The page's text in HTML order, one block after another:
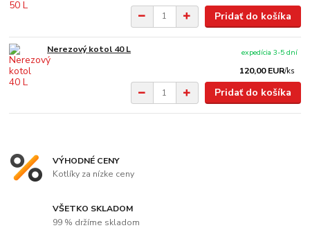
Pridať do košíka
Nerezový kotol 40 L
120,00 EUR/ks
expedícia 3-5 dní
Pridať do košíka
VÝHODNÉ CENY
Kotlíky za nízke ceny
VŠETKO SKLADOM
99 % držíme skladom